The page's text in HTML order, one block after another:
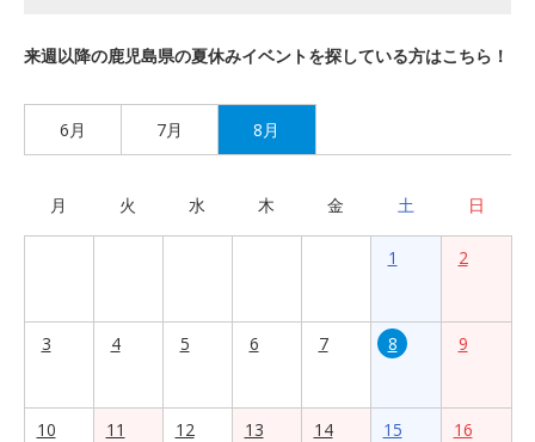
来週以降の鹿児島県の夏休みイベントを探している方はこちら！
6月 7月 8月
月 火 水 木 金 土 日
1 2
3 4 5 6 7 8 9
10
11
12
13
14
15
16